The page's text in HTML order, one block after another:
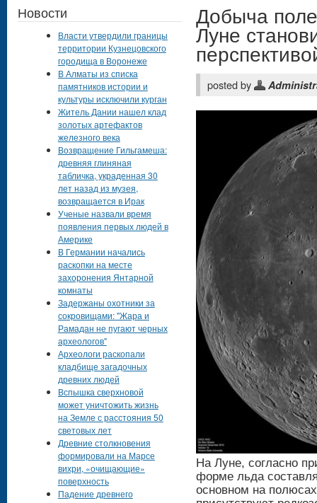
Добыча
Луне
posted by
На Луне, согласно
форме льда
основном на
Новости
Власти утвердили границы
территории Кузнецовского
городища в Воронеже
В Алматы из списка
памятников истории и
культуры исключили курган
Житель Дании нашел клад
золотых артефактов
железного века
Возвращение Гильгамеша:
древняя глиняная
табличка, украденная 30
лет назад из музея,
возвращается в Ирак
Ученые назвали время
появления первых людей в
Америке
В Германии начались
раскопки на месте
захоронения Янтарной
комнаты
Задержаны охотники за
сокровищами: "Жара и
Рамадан не пугают черных
археологов"
Археологи раскопали
кладбище загадочных
древних людей
Вспышка сверхновой
может уничтожить жизнь
на Земле с расстояния 50
световых лет
Древние столкновения
формировали на Марсе
вихри, «очищающие»
поверхность
Падение древнего